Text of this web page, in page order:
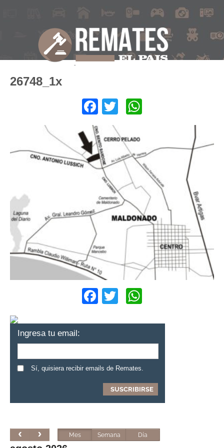
26748_1x
Facebook
Twitter
Facebook
Twitter
Ingresa tu email:
Sí, quisiera recibir emails de Remates.
Mes Semana Día